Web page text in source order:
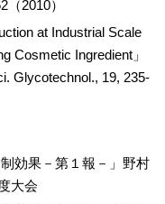
2010）
at Industrial Scale
Cosmetic Ingredient」
Glycotechnol., 19, 235-
効果－第１報－」野村
大会